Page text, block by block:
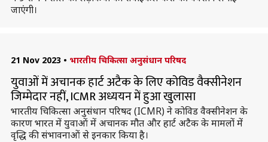
जाएंगी।
21 Nov 2023 • भारतीय चिकित्सा अनुसंधान परिषद
युवाओं में अचानक हार्ट अटैक के लिए कोविड वैक्सीनेशन
जिम्मेदार नहीं, ICMR अध्ययन में हुआ खुलासा
भारतीय चिकित्सा अनुसंधान परिषद (ICMR) ने कोविड वैक्सीनेशन के
कारण भारत में युवाओं में अचानक मौत और हार्ट अटैक के मामलों में
वृद्धि की संभावनाओं से इनकार किया है।